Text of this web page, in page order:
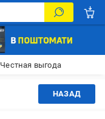
Честная выгода
НАЗАД